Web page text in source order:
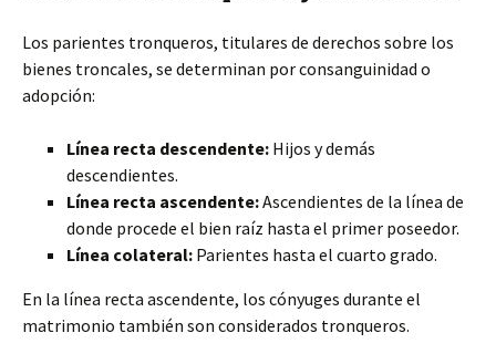
Los parientes tronqueros, titulares de derechos sobre los
bienes troncales, se determinan por consanguinidad o
adopción:
Línea recta descendente: Hijos y demás
descendientes.
Línea recta ascendente:Ascendientes de la línea de
donde procede el bien raíz hasta el primer poseedor.
Línea colateral: Parientes hasta el cuarto grado.
En la línea recta ascendente, los cónyuges durante el
matrimonio también son considerados tronqueros.